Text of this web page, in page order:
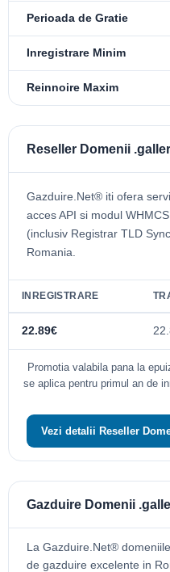
Perioada de Gratie
Inregistrare Minim
Reinnoire Maxim
Reseller Domenii
Gazduire.Net® iti ofera
acces API si modul
(inclusiv Registrar TLD
Romania.
INREGISTRARE
22.89€
Promotia valabila pana la
se aplica pentru primul an de
Vezi detalii Reseller
Gazduire Domenii
La Gazduire.Net®
de gazduire excelente in